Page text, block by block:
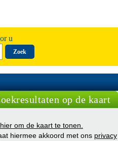
u
Zoek
op de kaart
om de kaart te tonen.
hiermee akkoord met ons privacy